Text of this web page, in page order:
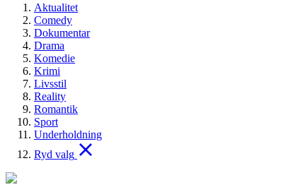
Aktualitet
Comedy
Dokumentar
Drama
Komedie
Krimi
Livsstil
Reality
Romantik
Sport
Underholdning
Ryd valg